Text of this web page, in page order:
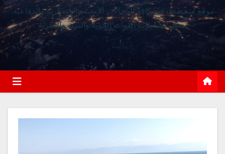
موقع متخصص في كافة المجالات الأمنية والعسكرية والدفاعية،
يغطي نشاطات القوات الجوية والبرية والبحرية